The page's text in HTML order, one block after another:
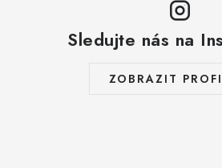
Sledujte nás na
ZOBRAZIT